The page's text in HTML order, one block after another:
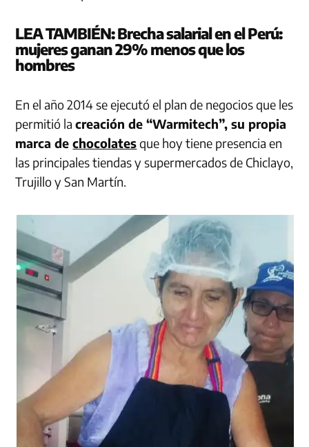
LEA TAMBIÉN:Brecha salarial en el Perú:
mujeres ganan 29% menos que los
hombres
En el año 2014 se ejecutó el plan de negocios que les
permitió lacreación de “Warmitech”, su propia
marca dechocolatesque hoy tiene presencia en
las principales tiendas y supermercados de Chiclayo,
Trujillo y San Martín.